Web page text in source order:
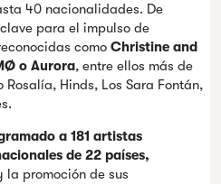
40 nacionalidades. De
para el impulso de
como Christine and
o Aurora, entre ellos más de
Hinds, Los Sara Fontán,
a 181 artistas
de 22 países,
promoción de sus